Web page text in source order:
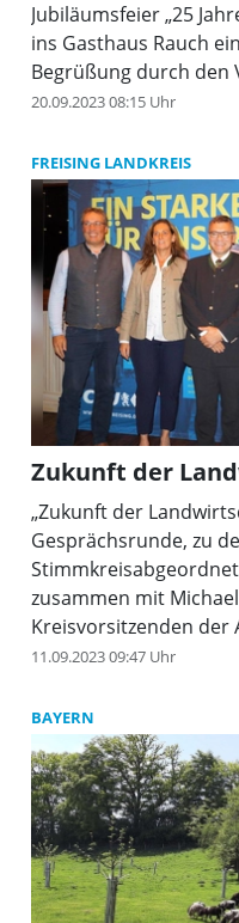
Jubiläumsfeier „25
ins Gasthaus Rauch
Begrüßung durch den
Bauschmid brachte
über 25 Jahre, von der
einem gemeinsamen
Grußwortansprachen.
20.09.2023 08:15 Uhr
FREISING LANDKREIS
Zukunft der
„Zukunft der
Gesprächsrunde, zu
zusammen mit
Kreisvorsitzenden der
Ernährung,
11.09.2023 09:47 Uhr
BAYERN